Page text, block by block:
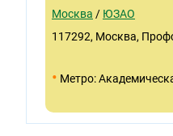
Москва / ЮЗАО
117292, Москва,
• Метро: